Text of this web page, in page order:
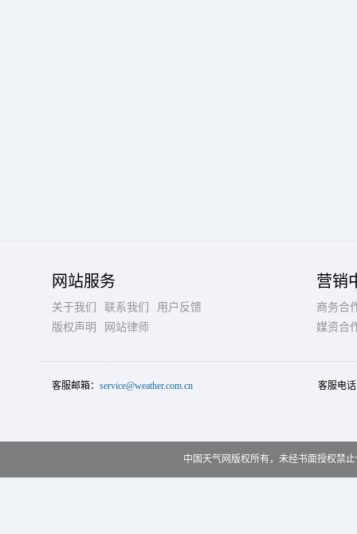
网站服务
关于我们 联系我们
用户反馈
版权声明
网站律师
营销
商务合
媒资合
客服邮箱： service@weather.com.cn 客服电
中国天气网版权所有，未经书面授权